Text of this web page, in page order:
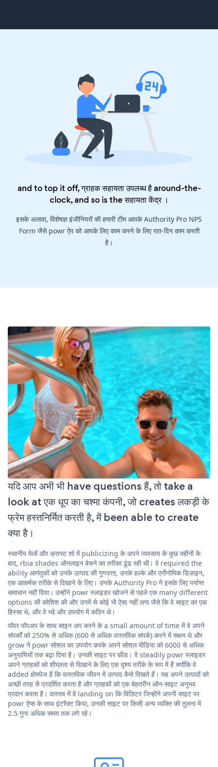
and to top it off, ग्राहक सहायता उपलब्ध है around-the-
clock, and so is theसहायता केंद्र।
इसके अलावा, विशेषज्ञ इंजीनियरों की हमारी टीम आपके Authority Pro NPS
Form जैसे powr ऐप को आपके लिए काम करने के लिए रात-दिन काम करती
है।
यदि आप अभी भी have questions हैं, तो take a
look at एक धूप का चश्मा कंपनी, जो creates लकड़ी के
फ्रेम हस्तनिर्मित करती है, में been able to create
क्या है।
स्थानीय मेलों और क्राफ्ट शो में publicizing के अपने व्यवसाय के कुछ महीनों के
बाद, rbia shades ऑनलाइन बेचने का तरीका ढूंढ रही थी। वे required the
ability आगंतुकों को उनके उत्पाद की गुणवत्ता, उनके हल्के और एर्गोनोमिक डिज़ाइन,
एक आकर्षक तरीके से दिखाने के लिए। उनके Authority Pro ने इसके लिए पर्याप्त
समाधान नहीं दिया। उन्होंने powr स्लाइडर खोजने से पहले एक many different
options की कोशिश की और उनमें से कोई भी ऐसा नहीं लगा जैसे कि वे साइट का एक
हिस्सा थे, और वे भद्दे और उपयोग में कठिन थे।
पॉवर पॉपअप के साथ साइन अप करने के a small amount of time में वे अपने
संपर्कों को 250% से अधिक (600 से अधिक वास्तविक संपर्क) करने में सक्षम थे और
grow ने powr सोशल का उपयोग करके अपने सोशल मीडिया को 6000 से अधिक
अनुयायियों तक बढ़ा दिया है। उनकी साइट पर फ़ीड। वे steadily powr स्लाइडर
अपने ग्राहकों को शीघ्रता से दिखाने के लिए एक दृश्य तरीके के रूप में हैं क्योंकि वे
added होमपेज हैं कि वास्तविक जीवन में उत्पाद कैसे दिखते हैं। यह अपने उत्पादों को
अच्छी तरह से प्रदर्शित करता है और ग्राहकों को एक बेहतरीन ऑन-साइट अनुभव
प्रदान करता है। वास्तव में वे landing on कि विज़िटर जिन्होंने अपनी साइट पर
powr ऐप्स के साथ इंटरैक्ट किया, उनकी साइट पर किसी अन्य व्यक्ति की तुलना में
2.5 गुना अधिक समय तक लगे रहे।